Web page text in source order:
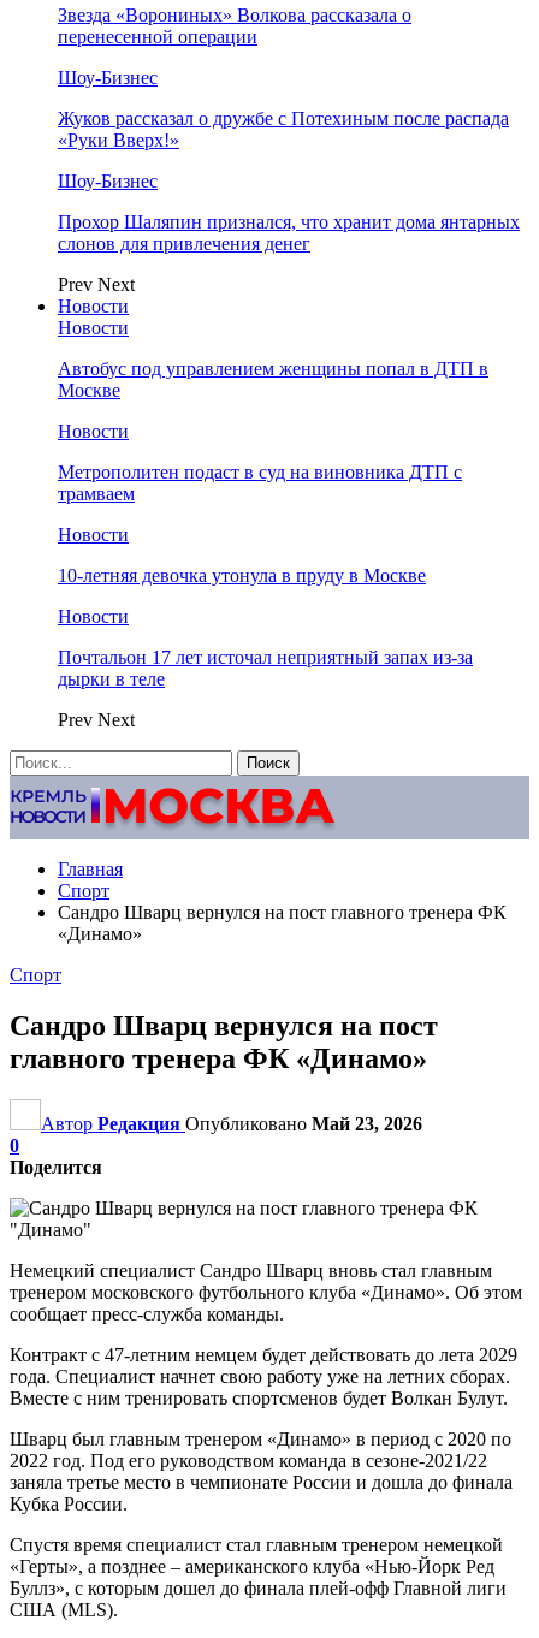
Звезда «Ворониных» Волкова рассказала о
перенесенной операции
Шоу-Бизнес
Жуков рассказал о дружбе с Потехиным после распада
«Руки Вверх!»
Шоу-Бизнес
Прохор Шаляпин признался, что хранит дома янтарных
слонов для привлечения денег
Prev Next
Новости
Новости
Автобус под управлением женщины попал в ДТП в
Москве
Новости
Метрополитен подаст в суд на виновника ДТП с
трамваем
Новости
10-летняя девочка утонула в пруду в Москве
Новости
Почтальон 17 лет источал неприятный запах из-за
дырки в теле
Prev Next
Главная
Спорт
Сандро Шварц вернулся на пост главного тренера ФК
«Динамо»
Спорт
Сандро Шварц вернулся на пост
главного тренера ФК «Динамо»
Автор Редакция Опубликовано Май 23, 2026
0
Поделится
Немецкий специалист Сандро Шварц вновь стал главным
тренером московского футбольного клуба «Динамо». Об этом
сообщает пресс-служба команды.
Контракт с 47-летним немцем будет действовать до лета 2029
года. Специалист начнет свою работу уже на летних сборах.
Вместе с ним тренировать спортсменов будет Волкан Булут.
Шварц был главным тренером «Динамо» в период с 2020 по
2022 год. Под его руководством команда в сезоне-2021/22
заняла третье место в чемпионате России и дошла до финала
Кубка России.
Спустя время специалист стал главным тренером немецкой
«Герты», а позднее – американского клуба «Нью-Йорк Ред
Буллз», с которым дошел до финала плей-офф Главной лиги
США (MLS).